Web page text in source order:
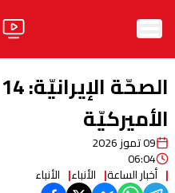
الأخبار
آراء
فيديو
الأميركيّة
09 تموز 2026
06:04
أخبار الساعة الأنباء الأنباء